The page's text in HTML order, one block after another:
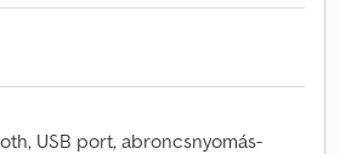
USB port, abroncsnyomás-